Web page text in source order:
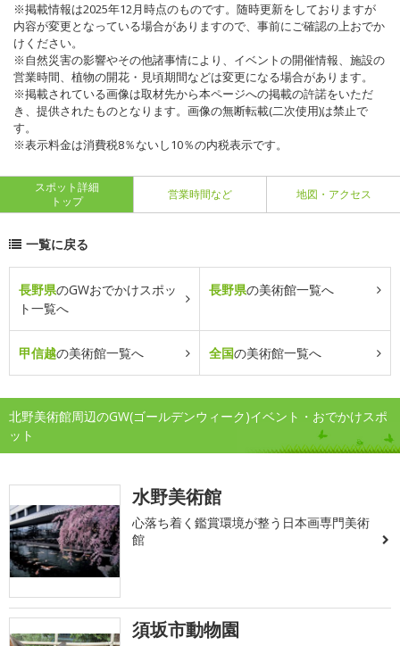
※掲載情報は2025年12月時点のものです。随時更新をしておりますが
内容が変更となっている場合がありますので、事前にご確認の上おでか
けください。
※自然災害の影響やその他諸事情により、イベントの開催情報、施設の
営業時間、植物の開花・見頃期間などは変更になる場合があります。
※掲載されている画像は取材先から本ページへの掲載の許諾をいただ
き、提供されたものとなります。画像の無断転載(二次使用)は禁止で
す。
※表示料金は消費税8％ないし10％の内税表示です。
スポット詳細
トップ
営業時間など 地図・アクセス
一覧に戻る
長野県のGWおでかけスポッ
ト一覧へ
長野県の美術館一覧へ
甲信越の美術館一覧へ 全国の美術館一覧へ
北野美術館周辺のGW(ゴールデンウィーク)イベント・おでかけスポ
ット
水野美術館
心落ち着く鑑賞環境が整う日本画専門美術
館
須坂市動物園